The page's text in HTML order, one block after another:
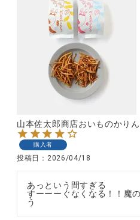
ブランド
全ての商品
CONTENTS
ご利用ガイド
お問い合わせ
ショップリスト
山本佐太郎商店おいものかり
購入者
投稿日 2026/04/18
あっという間すぎる
すーーーぐなくなる！！魔
う